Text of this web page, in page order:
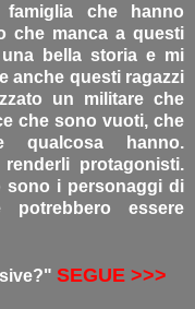
che hanno
che manca a questi
bella storia e mi
anche questi ragazzi
un militare che
che sono vuoti, che
hanno.
protagonisti.
sono i personaggi di
essere
SEGUE >>>